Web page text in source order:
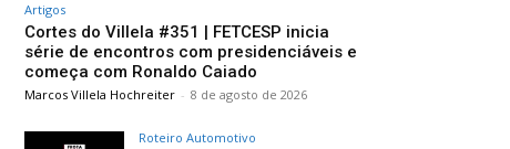
Artigos
Cortes do Villela #351 | FETCESP inicia
série de encontros com presidenciáveis e
começa com Ronaldo Caiado
Marcos Villela Hochreiter - 8 de agosto de 2026
Roteiro Automotivo